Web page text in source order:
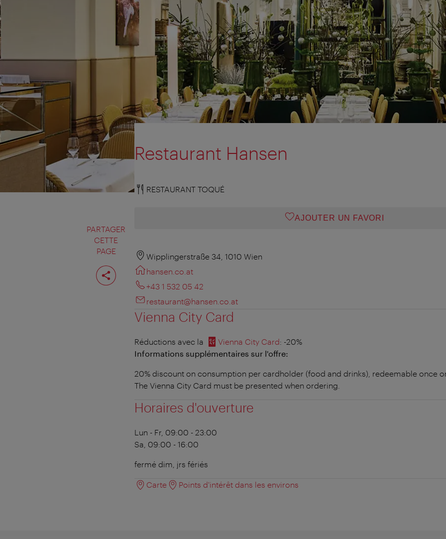
PARTAGER
CETTE
PAGE
Partager
cette
page
Restaurant Hansen
RESTAURANT TOQUÉ
AJOUTER UN FAVORI
Wipplingerstraße 34, 1010 Wien
hansen.co.at
+43 1 532 05 42
restaurant@hansen.co.at
Vienna City Card
Réductions avec la Vienna City Card: -20%
Informations supplémentaires sur l'offre:
20% discount on consumption per cardholder (food and drinks), redeemable once
The Vienna City Card must be presented when ordering.
Horaires d'ouverture
Lun - Fr, 09:00 - 23:00
Sa, 09:00 - 16:00
fermé dim, jrs fériés
Carte Points d'intérêt dans les environs